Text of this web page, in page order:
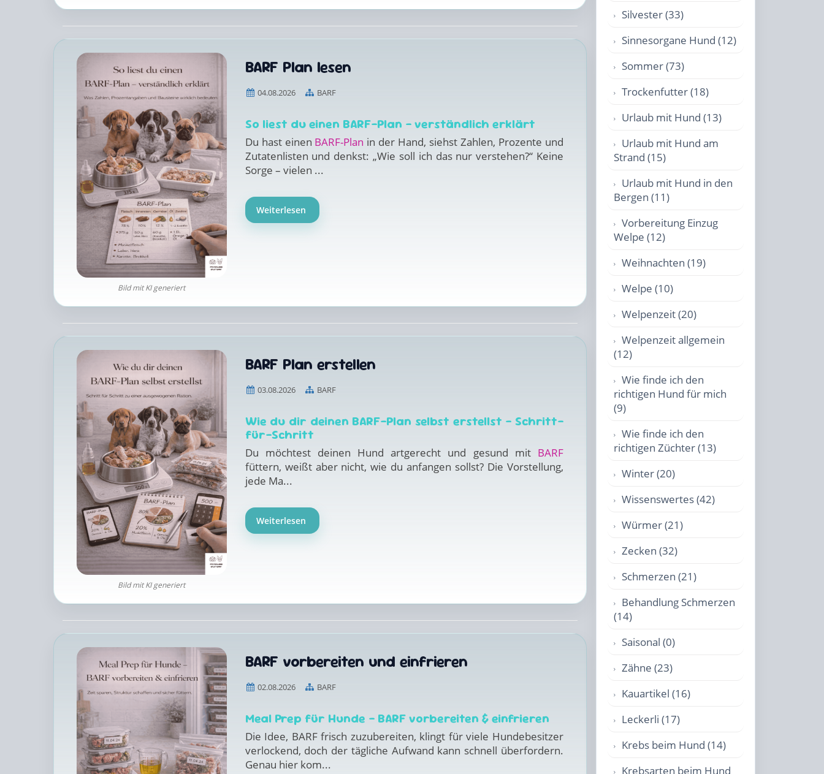
Bild mit KI generiert
BARF Plan lesen
04.08.2026 BARF
So liest du einen BARF-Plan – verständlich erklärt
Du hast einen BARF-Plan in der Hand, siehst Zahlen, Prozente und
Zutatenlisten und denkst: „Wie soll ich das nur verstehen?“ Keine
Sorge – vielen ...
Weiterlesen
Bild mit KI generiert
BARF Plan erstellen
03.08.2026 BARF
Wie du dir deinen BARF-Plan selbst erstellst – Schritt-
für-Schritt
Du möchtest deinen Hund artgerecht und gesund mit BARF
füttern, weißt aber nicht, wie du anfangen sollst? Die Vorstellung,
jede Ma...
Weiterlesen
BARF vorbereiten und einfrieren
02.08.2026 BARF
Meal Prep für Hunde – BARF vorbereiten & einfrieren
Die Idee, BARF frisch zuzubereiten, klingt für viele Hundebesitzer
verlockend, doch der tägliche Aufwand kann schnell überfordern.
Genau hier kom...
Silvester (33)
Sinnesorgane Hund (12)
Sommer (73)
Trockenfutter (18)
Urlaub mit Hund (13)
Urlaub mit Hund am
Strand (15)
Urlaub mit Hund in den
Bergen (11)
Vorbereitung Einzug
Welpe (12)
Weihnachten (19)
Welpe (10)
Welpenzeit (20)
Welpenzeit allgemein
(12)
Wie finde ich den
richtigen Hund für mich
(9)
Wie finde ich den
richtigen Züchter (13)
Winter (20)
Wissenswertes (42)
Würmer (21)
Zecken (32)
Schmerzen (21)
Behandlung Schmerzen
(14)
Saisonal (0)
Zähne (23)
Kauartikel (16)
Leckerli (17)
Krebs beim Hund (14)
Krebsarten beim Hund